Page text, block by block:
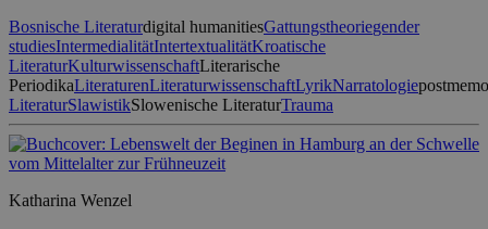
Bosnische Literaturdigital humanitiesGattungstheoriegender
studiesIntermedialitätIntertextualitätKroatische
LiteraturKulturwissenschaftLiterarische
PeriodikaLiteraturenLiteraturwissenschaftLyrikNarratologie
LiteraturSlawistikSlowenische LiteraturTrauma
Katharina Wenzel